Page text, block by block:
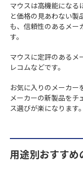
マウスは高機能になる
と価格の見あわない製
も、信頼性のあるメー
す。
マウスに定評のあるメ
レコムなどです。
お気に入りのメーカー
メーカーの新製品をチ
ス選びが楽になります。
用途別おすすめ